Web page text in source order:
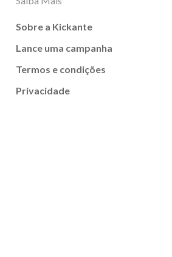
Sobre a Kickante
Lance uma campanha
Termos e condições
Privacidade